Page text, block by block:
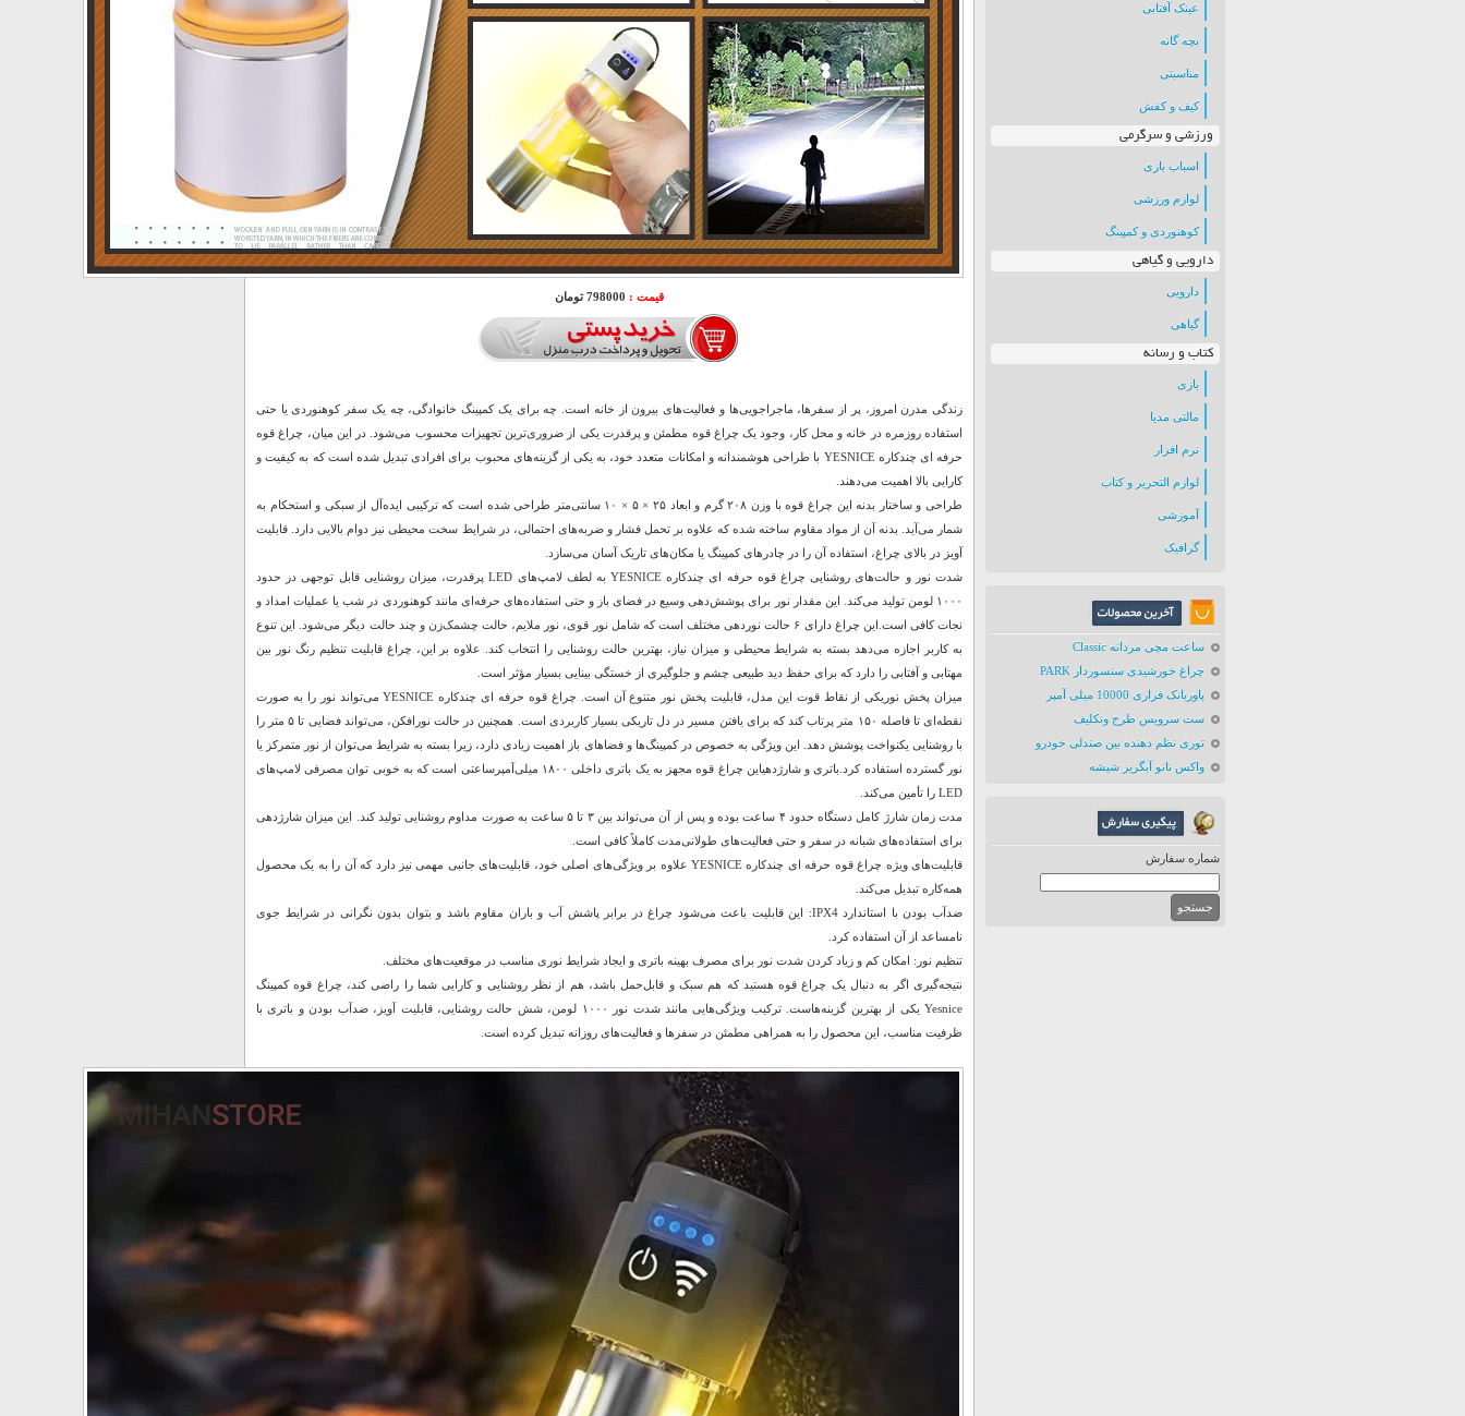
عینک آفتابی
بچه گانه
مناسبتی
کیف و کفش
ورزشی و سرگرمی
اسباب بازی
لوازم ورزشی
کوهنوردی و کمپینگ
دارویی و گیاهی
دارویی
گیاهی
کتاب و رسانه
بازی
مالتی مدیا
نرم افزار
لوازم التحریر و کتاب
آموزشی
گرافیک
ساعت مچی مردانه Classic
چراغ خورشیدی سنسوردار PARK
پاوربانک فراری 10000 میلی آمپر
ست سرویس طرح ونکلیف
توری نظم دهنده بین صندلی خودرو
واکس نانو آبگریز شیشه
شماره سفارش
قیمت : 798000 تومان
زندگی مدرن امروز، پر از سفرها، ماجراجویی‌ها و فعالیت‌های بیرون از خانه است. چه برای یک کمپینگ خانوادگی، چه یک سفر کوهنوردی یا حتی
استفاده روزمره در خانه و محل کار، وجود یک چراغ قوه مطمئن و پرقدرت یکی از ضروری‌ترین تجهیزات محسوب می‌شود. در این میان، چراغ قوه
حرفه ای چندکاره YESNICE با طراحی هوشمندانه و امکانات متعدد خود، به یکی از گزینه‌های محبوب برای افرادی تبدیل شده است که به کیفیت و
کارایی بالا اهمیت می‌دهند.
طراحی و ساختار بدنه این چراغ قوه با وزن ۲۰۸ گرم و ابعاد ۲۵ × ۵ × ۱۰ سانتی‌متر طراحی شده است که ترکیبی ایده‌آل از سبکی و استحکام به
شمار می‌آید. بدنه آن از مواد مقاوم ساخته شده که علاوه بر تحمل فشار و ضربه‌های احتمالی، در شرایط سخت محیطی نیز دوام بالایی دارد. قابلیت
آویز در بالای چراغ، استفاده آن را در چادرهای کمپینگ یا مکان‌های تاریک آسان می‌سازد.
شدت نور و حالت‌های روشنایی چراغ قوه حرفه ای چندکاره YESNICE به لطف لامپ‌های LED پرقدرت، میزان روشنایی قابل توجهی در حدود
۱۰۰۰ لومن تولید می‌کند. این مقدار نور برای پوشش‌دهی وسیع در فضای باز و حتی استفاده‌های حرفه‌ای مانند کوهنوردی در شب یا عملیات امداد و
نجات کافی است.این چراغ دارای ۶ حالت نوردهی مختلف است که شامل نور قوی، نور ملایم، حالت چشمک‌زن و چند حالت دیگر می‌شود. این تنوع
به کاربر اجازه می‌دهد بسته به شرایط محیطی و میزان نیاز، بهترین حالت روشنایی را انتخاب کند. علاوه بر این، چراغ قابلیت تنظیم رنگ نور بین
مهتابی و آفتابی را دارد که برای حفظ دید طبیعی چشم و جلوگیری از خستگی بینایی بسیار مؤثر است.
میزان پخش نوریکی از نقاط قوت این مدل، قابلیت پخش نور متنوع آن است. چراغ قوه حرفه ای چندکاره YESNICE می‌تواند نور را به صورت
نقطه‌ای تا فاصله ۱۵۰ متر پرتاب کند که برای یافتن مسیر در دل تاریکی بسیار کاربردی است. همچنین در حالت نورافکن، می‌تواند فضایی تا ۵ متر را
با روشنایی یکنواخت پوشش دهد. این ویژگی به خصوص در کمپینگ‌ها و فضاهای باز اهمیت زیادی دارد، زیرا بسته به شرایط می‌توان از نور متمرکز یا
نور گسترده استفاده کرد.باتری و شارژدهیاین چراغ قوه مجهز به یک باتری داخلی ۱۸۰۰ میلی‌آمپرساعتی است که به خوبی توان مصرفی لامپ‌های
LED را تأمین می‌کند.
مدت زمان شارژ کامل دستگاه حدود ۴ ساعت بوده و پس از آن می‌تواند بین ۳ تا ۵ ساعت به صورت مداوم روشنایی تولید کند. این میزان شارژدهی
برای استفاده‌های شبانه در سفر و حتی فعالیت‌های طولانی‌مدت کاملاً کافی است.
قابلیت‌های ویژه چراغ قوه حرفه ای چندکاره YESNICE علاوه بر ویژگی‌های اصلی خود، قابلیت‌های جانبی مهمی نیز دارد که آن را به یک محصول
همه‌کاره تبدیل می‌کند.
ضدآب بودن با استاندارد IPX4: این قابلیت باعث می‌شود چراغ در برابر پاشش آب و باران مقاوم باشد و بتوان بدون نگرانی در شرایط جوی
نامساعد از آن استفاده کرد.
تنظیم نور: امکان کم و زیاد کردن شدت نور برای مصرف بهینه باتری و ایجاد شرایط نوری مناسب در موقعیت‌های مختلف.
نتیجه‌گیری اگر به دنبال یک چراغ قوه هستید که هم سبک و قابل‌حمل باشد، هم از نظر روشنایی و کارایی شما را راضی کند، چراغ قوه کمپینگ
Yesnice یکی از بهترین گزینه‌هاست. ترکیب ویژگی‌هایی مانند شدت نور ۱۰۰۰ لومن، شش حالت روشنایی، قابلیت آویز، ضدآب بودن و باتری با
ظرفیت مناسب، این محصول را به همراهی مطمئن در سفرها و فعالیت‌های روزانه تبدیل کرده است.